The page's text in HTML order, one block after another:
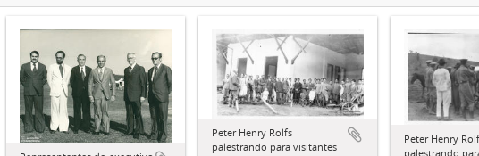
Peter Henry Rolfs
palestrando para visitantes
Peter Henry
palestrando